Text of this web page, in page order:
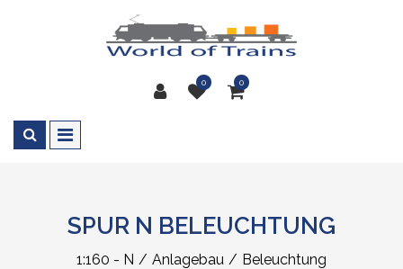
0 0
SPUR N BELEUCHTUNG
1:160 - N Anlagebau Beleuchtung